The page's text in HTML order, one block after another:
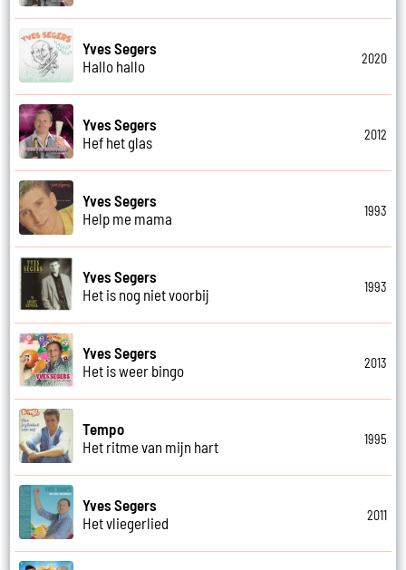
Yves Segers
Hallo hallo
2020
Yves Segers
Hef het glas
2012
Yves Segers
Help me mama
1993
Yves Segers
Het is nog niet voorbij
1993
Yves Segers
Het is weer bingo
2013
Tempo
Het ritme van mijn hart
1995
Yves Segers
Het vliegerlied
2011